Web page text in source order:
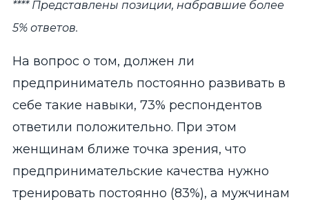
**** Представлены позиции, набравшие более
5% ответов.
На вопрос о том, должен ли
предприниматель постоянно развивать в
себе такие навыки, 73% респондентов
ответили положительно. При этом
женщинам ближе точка зрения, что
предпринимательские качества нужно
тренировать постоянно (83%), а мужчинам